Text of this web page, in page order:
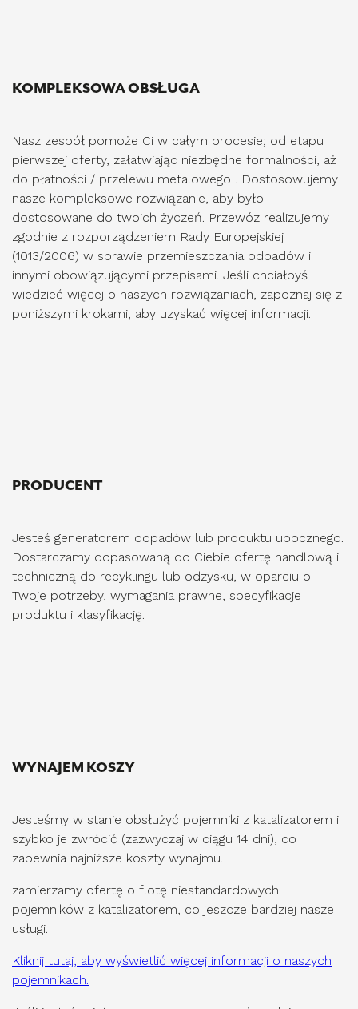
KOMPLEKSOWA OBSŁUGA
Nasz zespół pomoże Ci w całym procesie; od etapu
pierwszej oferty, załatwiając niezbędne formalności, aż
do płatności / przelewu metalowego
. Dostosowujemy
nasze kompleksowe rozwiązanie, aby było
dostosowane do twoich życzeń. Przewóz realizujemy
zgodnie z rozporządzeniem Rady Europejskiej
(1013/2006) w sprawie przemieszczania odpadów i
innymi obowiązującymi przepisami. Jeśli chciałbyś
wiedzieć więcej o naszych rozwiązaniach, zapoznaj się z
poniższymi krokami, aby uzyskać więcej informacji.
PRODUCENT
Jesteś generatorem odpadów lub produktu ubocznego.
Dostarczamy dopasowaną do Ciebie ofertę handlową i
techniczną do recyklingu lub odzysku, w oparciu o
Twoje potrzeby, wymagania prawne, specyfikacje
produktu i klasyfikację.
WYNAJEM KOSZY
Jesteśmy w stanie obsłużyć pojemniki z katalizatorem i
szybko je zwrócić (zazwyczaj w ciągu 14 dni), co
zapewnia najniższe koszty wynajmu.
zamierzamy ofertę o flotę niestandardowych
pojemników z katalizatorem, co jeszcze bardziej nasze
usługi.
Kliknij tutaj, aby wyświetlić więcej informacji o naszych
pojemnikach.